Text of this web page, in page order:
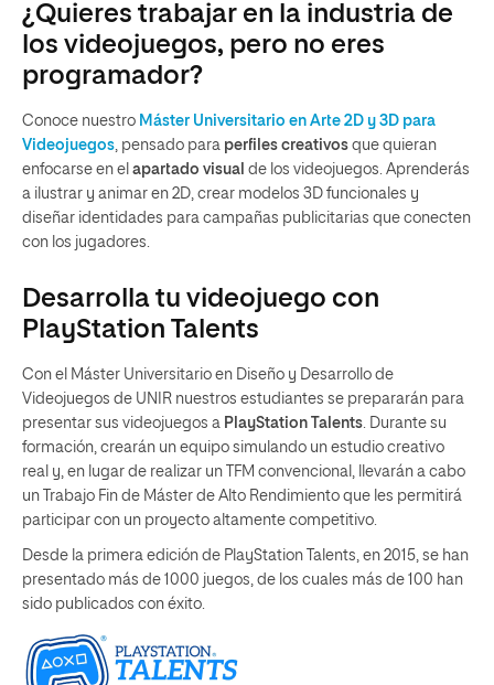
¿Quieres trabajar en la industria de
los videojuegos, pero no eres
programador?
Conoce nuestro Máster Universitario en Arte 2D y 3D para
Videojuegos, pensado para perfiles creativos que quieran
enfocarse en el apartado visual de los videojuegos. Aprenderás
a ilustrar y animar en 2D, crear modelos 3D funcionales y
diseñar identidades para campañas publicitarias que conecten
con los jugadores.
Desarrolla tu videojuego con
PlayStation Talents
Con el Máster Universitario en Diseño y Desarrollo de
Videojuegos de UNIR nuestros estudiantes se prepararán para
presentar sus videojuegos a PlayStation Talents. Durante su
formación, crearán un equipo simulando un estudio creativo
real y, en lugar de realizar un TFM convencional, llevarán a cabo
un Trabajo Fin de Máster de Alto Rendimiento que les permitirá
participar con un proyecto altamente competitivo.
Desde la primera edición de PlayStation Talents, en 2015, se han
presentado más de 1000 juegos, de los cuales más de 100 han
sido publicados con éxito.